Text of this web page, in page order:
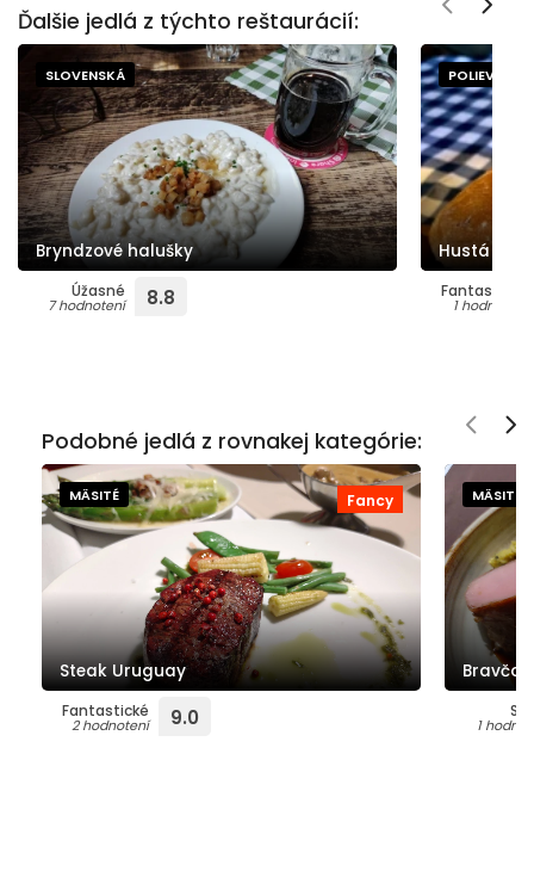
Ďalšie jedlá z týchto reštaurácií:
SLOVENSKÁ
Bryndzové halušky
Úžasné
7 hodnotení 8.8
POLIEVKY
Hustá
Fantastické
1 hodnotení
Podobné jedlá z rovnakej kategórie:
Fancy
MÄSITÉ
Steak Uruguay
Fantastické
2 hodnotení 9.0
MÄSITÉ
1